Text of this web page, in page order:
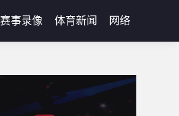
赛事录像 体育新闻 网络